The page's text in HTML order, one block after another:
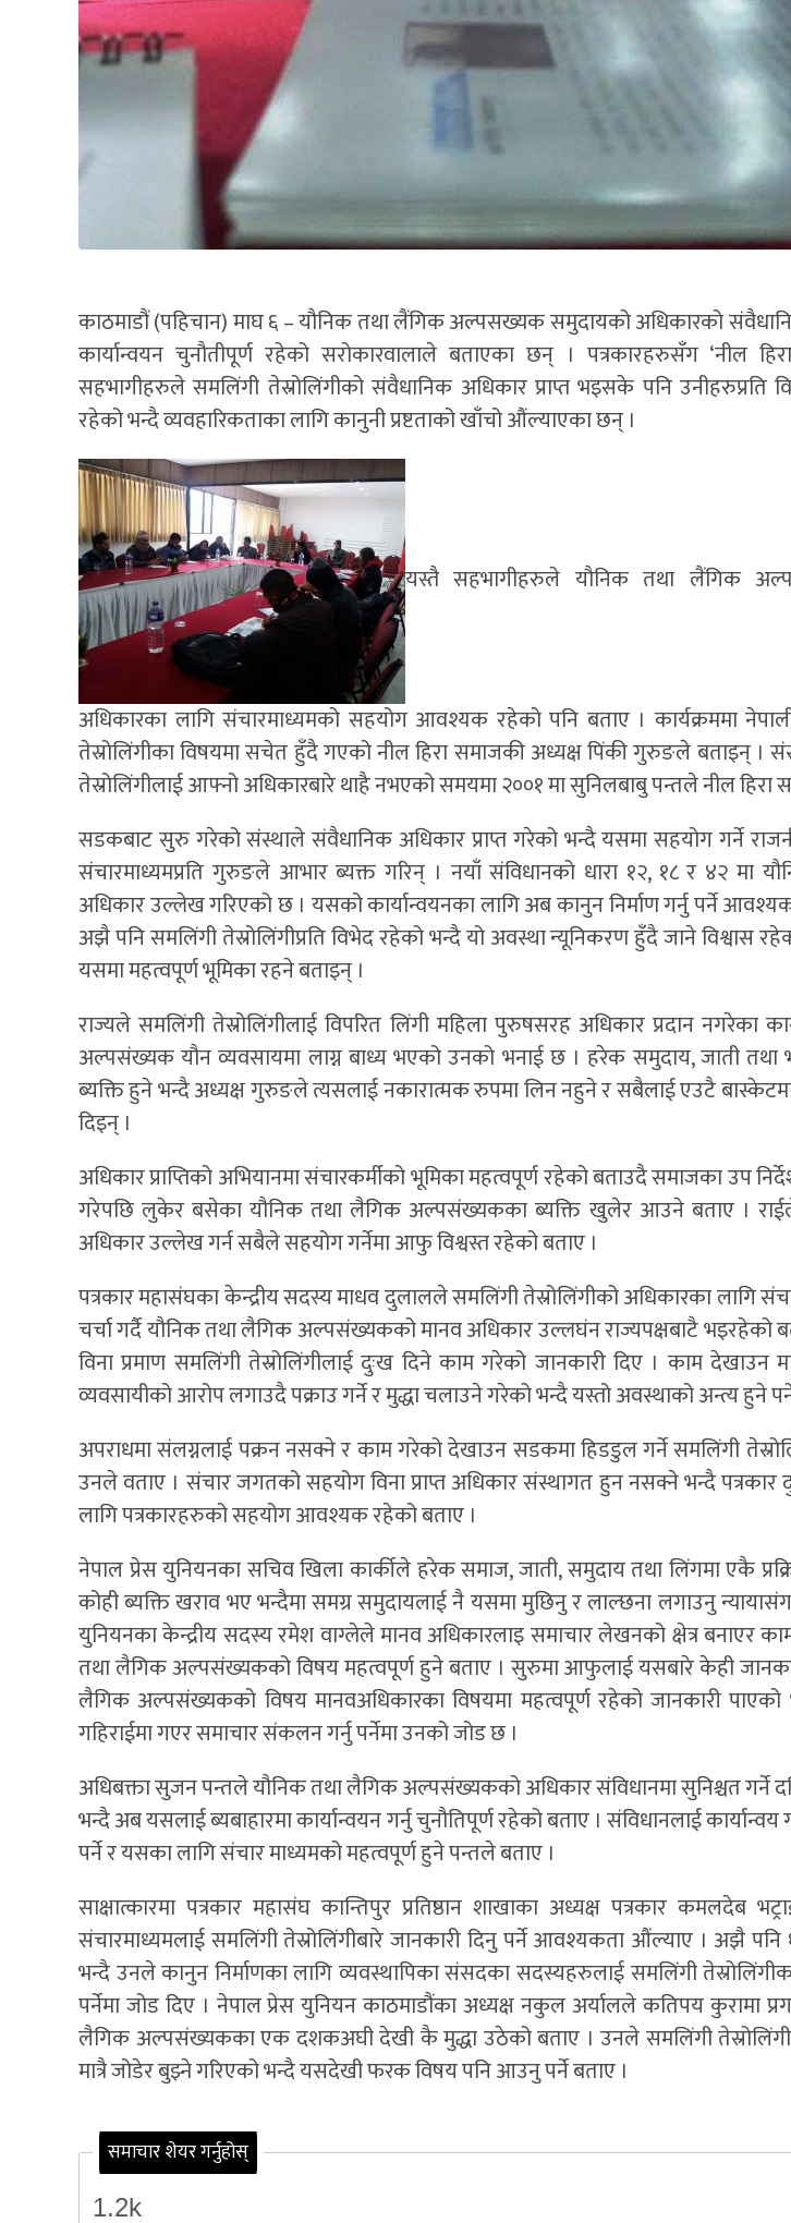
काठमाडौं (पहिचान) माघ ६ – यौनिक तथा लैंगिक अल्पसख्यक समुदायको अधिकारको
कार्यान्वयन चुनौतीपूर्ण रहेको सरोकारवालाले बताएका छन् । पत्रकारहरुसँग ‘नील
सहभागीहरुले समलिंगी तेस्रोलिंगीको संवैधानिक अधिकार प्राप्त भइसके पनि उनीहरुप्रति
रहेको भन्दै व्यवहारिकताका लागि कानुनी प्रष्टताको खाँचो औंल्याएका छन् ।
यस्तै सहभागीहरुले यौनिक तथा लैंगिक
अधिकारका लागि संचारमाध्यमको सहयोग आवश्यक रहेको पनि बताए । कार्यक्रममा
तेस्रोलिंगीका विषयमा सचेत हुँदै गएको नील हिरा समाजकी अध्यक्ष पिंकी गुरुङले बताइन् ।
तेस्रोलिंगीलाई आफ्नो अधिकारबारे थाहै नभएको समयमा २००१ मा सुनिलबाबु पन्तले नील हिरा
सडकबाट सुरु गरेको संस्थाले संवैधानिक अधिकार प्राप्त गरेको भन्दै यसमा सहयोग गर्ने
संचारमाध्यमप्रति गुरुङले आभार ब्यक्त गरिन् । नयाँ संविधानको धारा १२, १८ र ४२
अधिकार उल्लेख गरिएको छ । यसको कार्यान्वयनका लागि अब कानुन निर्माण गर्नु पर्ने
अझै पनि समलिंगी तेस्रोलिंगीप्रति विभेद रहेको भन्दै यो अवस्था न्यूनिकरण हुँदै जाने विश्वास
यसमा महत्वपूर्ण भूमिका रहने बताइन् ।
राज्यले समलिंगी तेस्रोलिंगीलाई विपरित लिंगी महिला पुरुषसरह अधिकार प्रदान
अल्पसंख्यक यौन व्यवसायमा लाग्न बाध्य भएको उनको भनाई छ । हरेक समुदाय, जाती तथा
ब्यक्ति हुने भन्दै अध्यक्ष गुरुङले त्यसलाई नकारात्मक रुपमा लिन नहुने र सबैलाई एउटै
दिइन् ।
अधिकार प्राप्तिको अभियानमा संचारकर्मीको भूमिका महत्वपूर्ण रहेको बताउदै समाजका उप
गरेपछि लुकेर बसेका यौनिक तथा लैगिक अल्पसंख्यकका ब्यक्ति खुलेर आउने बताए ।
अधिकार उल्लेख गर्न सबैले सहयोग गर्नेमा आफु विश्वस्त रहेको बताए ।
पत्रकार महासंघका केन्द्रीय सदस्य माधव दुलालले समलिंगी तेस्रोलिंगीको अधिकारका लागि
चर्चा गर्दै यौनिक तथा लैगिक अल्पसंख्यकको मानव अधिकार उल्लघंन राज्यपक्षबाटै भइरहेको
विना प्रमाण समलिंगी तेस्रोलिंगीलाई दुःख दिने काम गरेको जानकारी दिए । काम देखाउन
व्यवसायीको आरोप लगाउदै पक्राउ गर्ने र मुद्धा चलाउने गरेको भन्दै यस्तो अवस्थाको अन्त्य हुने
अपराधमा संलग्नलाई पक्रन नसक्ने र काम गरेको देखाउन सडकमा हिडडुल गर्ने समलिंगी
उनले वताए । संचार जगतको सहयोग विना प्राप्त अधिकार संस्थागत हुन नसक्ने भन्दै पत्रकार
लागि पत्रकारहरुको सहयोग आवश्यक रहेको बताए ।
नेपाल प्रेस युनियनका सचिव खिला कार्कीले हरेक समाज, जाती, समुदाय तथा लिंगमा एकै
कोही ब्यक्ति खराव भए भन्दैमा समग्र समुदायलाई नै यसमा मुछिनु र लाल्छना लगाउनु
युनियनका केन्द्रीय सदस्य रमेश वाग्लेले मानव अधिकारलाइ समाचार लेखनको क्षेत्र बनाएर
तथा लैगिक अल्पसंख्यकको विषय महत्वपूर्ण हुने बताए । सुरुमा आफुलाई यसबारे केही
लैगिक अल्पसंख्यकको विषय मानवअधिकारका विषयमा महत्वपूर्ण रहेको जानकारी पाएको
गहिराईमा गएर समाचार संकलन गर्नु पर्नेमा उनको जोड छ ।
अधिबक्ता सुजन पन्तले यौनिक तथा लैगिक अल्पसंख्यकको अधिकार संविधानमा सुनिश्चत गर्ने
भन्दै अब यसलाई ब्यबाहारमा कार्यान्वयन गर्नु चुनौतिपूर्ण रहेको बताए । संविधानलाई कार्यान्वय
पर्ने र यसका लागि संचार माध्यमको महत्वपूर्ण हुने पन्तले बताए ।
साक्षात्कारमा पत्रकार महासंघ कान्तिपुर प्रतिष्ठान शाखाका अध्यक्ष पत्रकार कमलदेब
संचारमाध्यमलाई समलिंगी तेस्रोलिंगीबारे जानकारी दिनु पर्ने आवश्यकता औंल्याए । अझै
भन्दै उनले कानुन निर्माणका लागि व्यवस्थापिका संसदका सदस्यहरुलाई समलिंगी
पर्नेमा जोड दिए । नेपाल प्रेस युनियन काठमाडौंका अध्यक्ष नकुल अर्यालले कतिपय कुरामा
लैगिक अल्पसंख्यकका एक दशकअघी देखी कै मुद्धा उठेको बताए । उनले समलिंगी तेस्रोलिंगी
मात्रै जोडेर बुझ्ने गरिएको भन्दै यसदेखी फरक विषय पनि आउनु पर्ने बताए ।
समाचार शेयर गर्नुहोस्
1.2k